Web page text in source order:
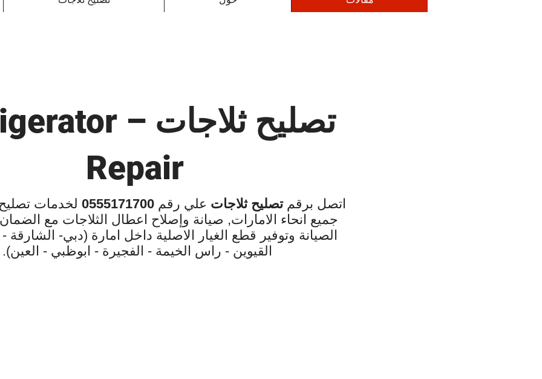
تصليح ثلاجات – Refrigerator
Repair
اتصل برقمتصليح ثلاجات علي رقم 0555171700 لخدمات
جميع انحاء الامارات, صيانة وإصلاح اعطال الثلاجات مع
الصيانة وتوفير قطع الغيار الاصلية داخل امارة (دبي-
القيوين - راس الخيمة - الفجيرة - ابوظبي - العين).